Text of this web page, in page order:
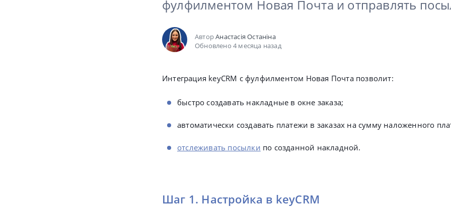
фулфилментом Новая Почта и отправлять
АвторАнастасія Останіна
Обновлено 4 месяца назад
Интеграция keyCRM с фулфилментом Новая Почта позволит:
быстро создавать накладные в окне заказа;
автоматически создавать платежи в заказах на сумму наложенного
отслеживать посылки по созданной накладной.
Шаг 1. Настройка в keyCRM